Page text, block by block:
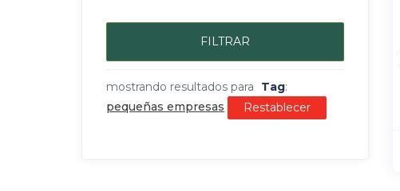
FILTRAR
mostrando resultados para Tag:
pequeñas empresas
Restablecer